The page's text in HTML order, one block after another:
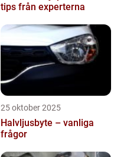
tips från experterna
25 oktober 2025
Halvljusbyte – vanliga
frågor